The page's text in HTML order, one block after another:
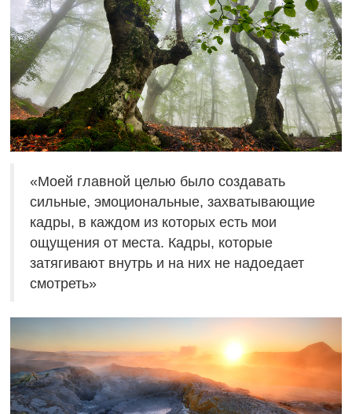
«Моей главной целью было создавать
сильные, эмоциональные, захватывающие
кадры, в каждом из которых есть мои
ощущения от места. Кадры, которые
затягивают внутрь и на них не надоедает
смотреть»